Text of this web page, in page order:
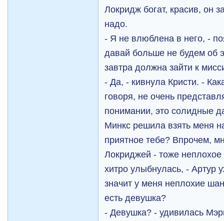
Локридж богат, красив, он
надо.
- Я не влюблена в него, -
давай больше не будем об
завтра должна зайти к
- Да, - кивнула Кристи. -
говоря, не очень
понимании, это солидные
Минкс решила взять меня
приятное тебе? Впрочем,
Локриджей - тоже
хитро улыбнулась, - Артур
значит у меня неплохие
есть девушка?
- Девушка? - удивилась